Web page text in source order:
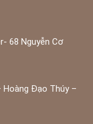
68 Nguyễn Cơ
Hoàng Đạo Thúy –